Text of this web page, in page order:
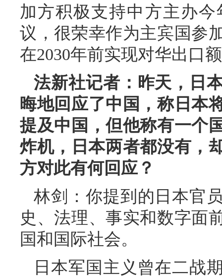
加方积极支持中方主办
议，很荣幸作为主宾国参
在2030年前实现对华出口
法新社记者：昨天，日
晦地回应了中国，称日本
提及中国，但他称有一个
炸机，日本两者都没有，
方对此有何回应？
林剑：你提到的日本官
史、法理、事实和数字面
国和国际社会。
日本军国主义曾在二战